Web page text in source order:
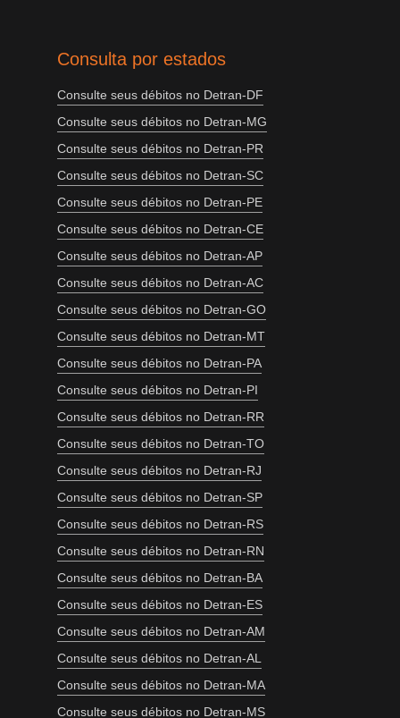
Consulta por estados
Consulte seus débitos no Detran-DF
Consulte seus débitos no Detran-MG
Consulte seus débitos no Detran-PR
Consulte seus débitos no Detran-SC
Consulte seus débitos no Detran-PE
Consulte seus débitos no Detran-CE
Consulte seus débitos no Detran-AP
Consulte seus débitos no Detran-AC
Consulte seus débitos no Detran-GO
Consulte seus débitos no Detran-MT
Consulte seus débitos no Detran-PA
Consulte seus débitos no Detran-PI
Consulte seus débitos no Detran-RR
Consulte seus débitos no Detran-TO
Consulte seus débitos no Detran-RJ
Consulte seus débitos no Detran-SP
Consulte seus débitos no Detran-RS
Consulte seus débitos no Detran-RN
Consulte seus débitos no Detran-BA
Consulte seus débitos no Detran-ES
Consulte seus débitos no Detran-AM
Consulte seus débitos no Detran-AL
Consulte seus débitos no Detran-MA
Consulte seus débitos no Detran-MS